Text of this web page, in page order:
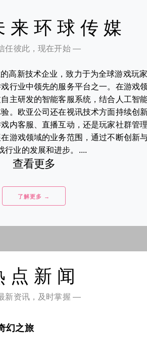
来环球传媒
任彼此，现在开始 —
高新技术企业，致力于为全球游戏玩
行业中领先的服务平台之一。在游戏
主研发的智能客服系统，结合人工智
。欧亚公司还在视讯技术方面持续创
内客服、直播互动，还是玩家社群管
游戏领域的业务范围，通过不断创新
行业的发展和进步。....
查看更多
了解更多 →
点新闻
新资讯，及时掌握 —
幻之旅